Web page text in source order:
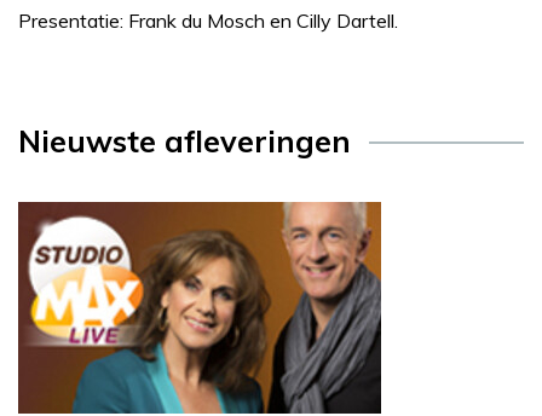
Presentatie: Frank du Mosch en Cilly Dartell.
Nieuwste afleveringen